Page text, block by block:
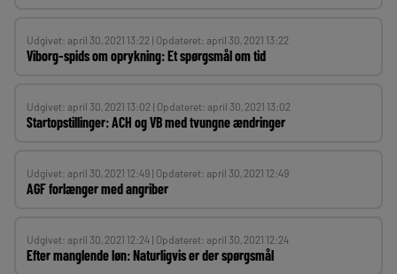
Udgivet: april 30, 2021 13:22 | Opdateret: april 30, 2021 13:22
Viborg-spids om oprykning: Et spørgsmål om tid
Udgivet: april 30, 2021 13:02 | Opdateret: april 30, 2021 13:02
Startopstillinger: ACH og VB med tvungne ændringer
Udgivet: april 30, 2021 12:49 | Opdateret: april 30, 2021 12:49
AGF forlænger med angriber
Udgivet: april 30, 2021 12:24 | Opdateret: april 30, 2021 12:24
Efter manglende løn: Naturligvis er der spørgsmål